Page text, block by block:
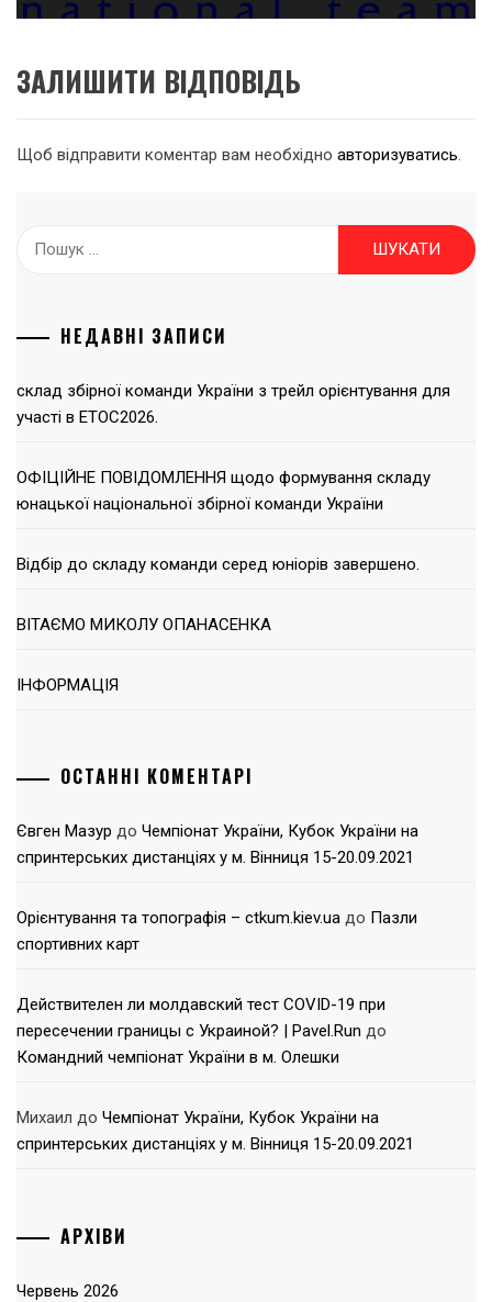
ЗАЛИШИТИ ВІДПОВІДЬ
Щоб відправити коментар вам необхідно авторизуватись.
НЕДАВНІ ЗАПИСИ
склад збірної команди України з трейл орієнтування для
участі в ЕТОС2026.
ОФІЦІЙНЕ ПОВІДОМЛЕННЯ щодо формування складу
юнацької національної збірної команди України
Відбір до складу команди серед юніорів завершено.
ВІТАЄМО МИКОЛУ ОПАНАСЕНКА
ІНФОРМАЦІЯ
ОСТАННІ КОМЕНТАРІ
Євген Мазур до Чемпіонат України, Кубок України на
спринтерських дистанціях у м. Вінниця 15-20.09.2021
Орієнтування та топографія – ctkum.kiev.ua до Пазли
спортивних карт
Действителен ли молдавский тест COVID-19 при
пересечении границы с Украиной? | Pavel.Run до
Командний чемпіонат України в м. Олешки
Михаил до Чемпіонат України, Кубок України на
спринтерських дистанціях у м. Вінниця 15-20.09.2021
АРХІВИ
Червень 2026